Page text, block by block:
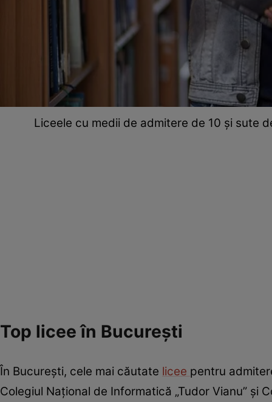
Liceele cu medii de admitere de 10 și sute
Top licee în București
În București, cele mai căutate licee pentru
Colegiul Național de Informatică „Tudor Vianu” și